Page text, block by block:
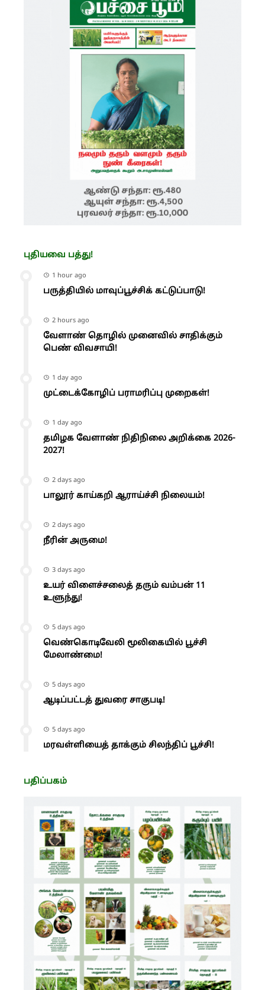
புதியவை பத்து!
1 hour ago
பருத்தியில் மாவுப்பூச்சிக் கட்டுப்பாடு!
2 hours ago
வேளாண் தொழில் முனைவில் சாதிக்கும்
பெண் விவசாயி!
1 day ago
முட்டைக்கோழிப் பராமரிப்பு முறைகள்!
1 day ago
தமிழக வேளாண் நிதிநிலை அறிக்கை 2026-
2027!
2 days ago
பாலூர் காய்கறி ஆராய்ச்சி நிலையம்!
2 days ago
நீரின் அருமை!
3 days ago
உயர் விளைச்சலைத் தரும் வம்பன் 11
உளுந்து!
5 days ago
வெண்கொடிவேலி மூலிகையில் பூச்சி
மேலாண்மை!
5 days ago
ஆடிப்பட்டத் துவரை சாகுபடி!
5 days ago
மரவள்ளியைத் தாக்கும் சிலந்திப் பூச்சி!
பதிப்பகம்